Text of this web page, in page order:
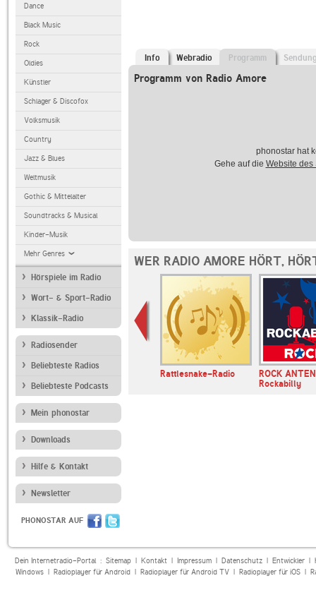
Dance
Black Music
Rock
Oldies
Künstler
Schlager & Discofox
Volksmusik
Country
Jazz & Blues
Weltmusik
Gothic & Mittelalter
Soundtracks & Musical
Kinder-Musik
Mehr Genres
Hörspiele im Radio
Wort- & Sport-Radio
Klassik-Radio
Radiosender
Beliebteste Radios
Beliebteste Podcasts
Mein phonostar
Downloads
Hilfe & Kontakt
Newsletter
PHONOSTAR AUF
Info Webradio Programm
Programm von Radio Amore
phonostar hat
Gehe auf die Website des
WER RADIO AMORE HÖRT,
Rattlesnake-Radio
ROCK
Rockabilly
Dein Internetradio-Portal : Sitemap| Kontakt| Impressum| Datenschutz| Entwickler|
Windows| Radioplayer für Android| Radioplayer für Android TV| Radioplayer für iOS|